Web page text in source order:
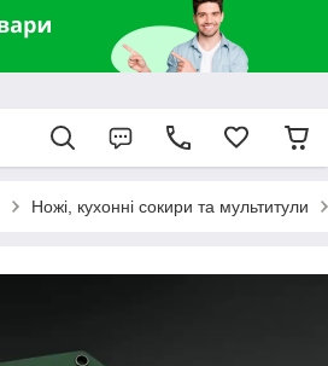
Ножі, кухонні сокири та мультитули